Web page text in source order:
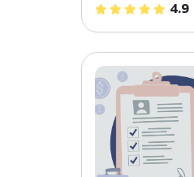
4.9